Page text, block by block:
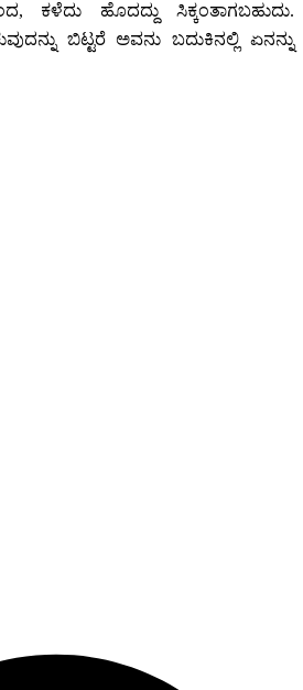
ಕಳೆದು ಹೊದದ್ದು ಸಿಕ್ಕಂತಾಗಬಹುದು.
ಬಿಟ್ಟರೆ ಅವನು ಬದುಕಿನಲ್ಲಿ ಏನನ್ನು